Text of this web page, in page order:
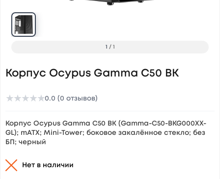
1 / 1
Корпус Ocypus Gamma C50 BK
★★★★★0.0 (0 отзывов)
Корпус Ocypus Gamma C50 BK (Gamma-C50-BKG000XX-
GL); mATX; Mini-Tower; боковое закалённое стекло; без
БП; черный
Нет в наличии